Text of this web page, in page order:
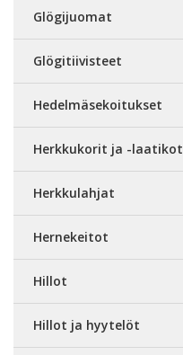
Glögijuomat
Glögitiivisteet
Hedelmäsekoitukset
Herkkukorit ja -laatikot
Herkkulahjat
Hernekeitot
Hillot
Hillot ja hyytelöt